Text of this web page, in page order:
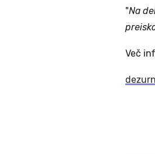
"Na
Več